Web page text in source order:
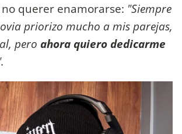
querer enamorarse: "Siempre
priorizo mucho a mis parejas,
pero ahora quiero dedicarme